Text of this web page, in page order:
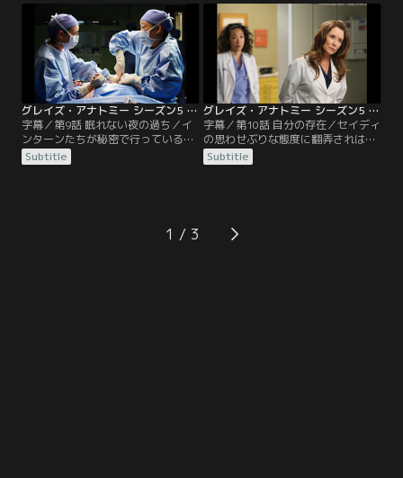
ために心臓を横取りした相手である
ことが判明。動揺したイジーは病院
内でデニーの亡霊を見るようにな
る。デレクはメレディスと同居を始
めたものの、毎晩かかってくるクリ
スティーナからの電話に…。
ーンの秘密の特訓がエスカレートし
はじめる中、レクシーの腕にある縫
合の練習の跡を見たクリスティーナ
は、レクシーに自殺願望があるので
はと疑う。デニーの亡霊が頻繁に現
れるようになり…。
グレイズ・アナトミー シーズン5 第09話／字幕
字幕／第9話 眠れない夜の過ち／イ
ンターンたちが秘密で行っている自
主練習がエスカレートし、インター
ンの1人であるセイディが実験台に
大パニック。焦ったレクシーはクリ
スティーナとメレディスに助けを求
Subtitle
グレイズ・アナトミー シーズン5 第10話／字幕
字幕／第10話 自分の存在／セイディ
の思わせぶりな態度に翻弄されはじ
めるカリー。デレクから「レクシー
に近づくな」とクギを刺されてか
るが、インターンたちが起こした事
件の責任を負って対象外となり、そ
Subtitle
1